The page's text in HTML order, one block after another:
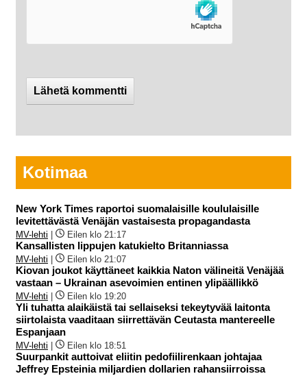
Kotimaa
New York Times raportoi suomalaisille koululaisille
levitettävästä Venäjän vastaisesta propagandasta
MV-lehti Eilen klo 21:17
Kansallisten lippujen katukielto Britanniassa
MV-lehti Eilen klo 21:07
Kiovan joukot käyttäneet kaikkia Naton välineitä Venäjää
vastaan – Ukrainan asevoimien entinen ylipäällikkö
MV-lehti Eilen klo 19:20
Yli tuhatta alaikäistä tai sellaiseksi tekeytyvää laitonta
siirtolaista vaaditaan siirrettävän Ceutasta mantereelle
Espanjaan
MV-lehti Eilen klo 18:51
Suurpankit auttoivat eliitin pedofiilirenkaan johtajaa
Jeffrey Epsteinia miljardien dollarien rahansiirroissa